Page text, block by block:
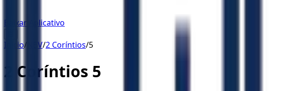
Baixar Aplicativo
Início/ NBV/2 Coríntios/5
2 Coríntios 5